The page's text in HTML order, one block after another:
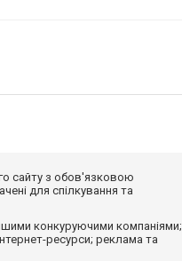
сайту з обов'язковою
для спілкування та
конкуруючими компаніями;
ресурси; реклама та